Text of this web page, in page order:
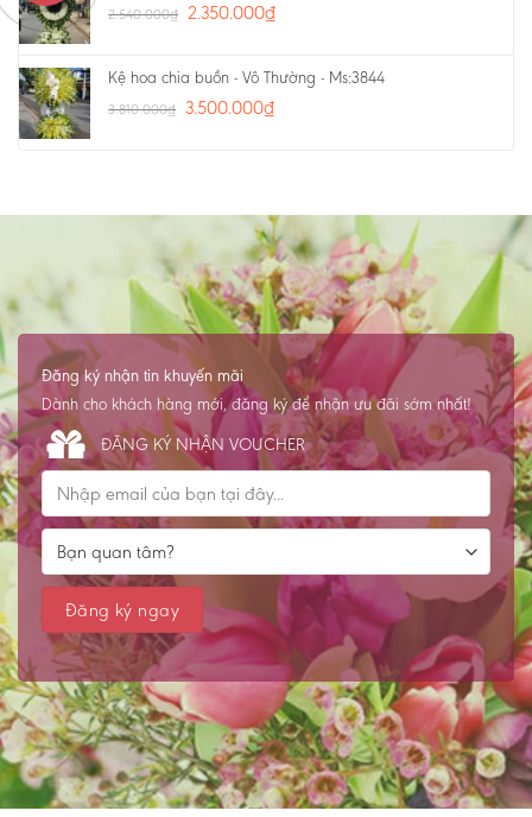
2.540.000₫ 2.350.000₫
Kệ hoa chia buồn - Vô Thường - Ms:3844
3.810.000₫ 3.500.000₫
Đăng ký nhận tin khuyến mãi
Dành cho khách hàng mới, đăng ký để nhận ưu đãi sớm nhất!
ĐĂNG KÝ NHẬN VOUCHER